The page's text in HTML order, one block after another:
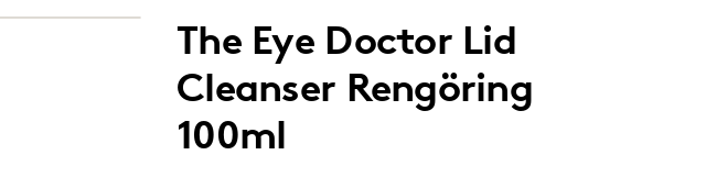
The Eye Doctor Lid
Cleanser Rengöring
100ml